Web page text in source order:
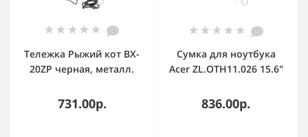
Тележка Рыжий кот BX-
20ZP черная, металл.
731.00р.
Сумка для ноутбука
Acer ZL.OTH11.026 15.6"
полиэстер black
836.00р.